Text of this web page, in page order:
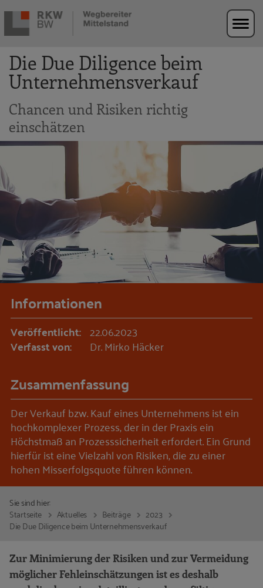
Zur Navigation springen
Zum Hauptinhalt springen
Die Due Diligence beim
Unternehmensverkauf
Chancen und Risiken richtig
einschätzen
Informationen
Veröffentlicht: 22.06.2023
Verfasst von: Dr. Mirko Häcker
Zusammenfassung
Der Verkauf bzw. Kauf eines Unternehmens ist ein
hochkomplexer Prozess, der in der Praxis ein
Höchstmaß an Prozesssicherheit erfordert. Ein Grund
hierfür ist eine Vielzahl von Risiken, die zu einer
hohen Misserfolgsquote führen können.
Sie sind hier:
Startseite
Aktuelles Beiträge
2023
Die Due Diligence beim Unternehmensverkauf
Zur Minimierung der Risiken und zur Vermeidung
möglicher Fehleinschätzungen ist es deshalb